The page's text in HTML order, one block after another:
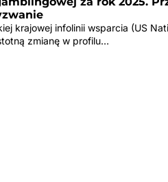
krajowej infolinii wsparcia (US
zmianę w profilu…